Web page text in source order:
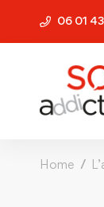
06 01
Home